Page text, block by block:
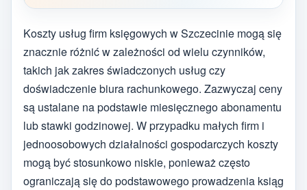
Koszty usług firm księgowych w Szczecinie mogą się
znacznie różnić w zależności od wielu czynników,
takich jak zakres świadczonych usług czy
doświadczenie biura rachunkowego. Zazwyczaj ceny
są ustalane na podstawie miesięcznego abonamentu
lub stawki godzinowej. W przypadku małych firm i
jednoosobowych działalności gospodarczych koszty
mogą być stosunkowo niskie, ponieważ często
ograniczają się do podstawowego prowadzenia ksiąg